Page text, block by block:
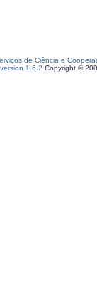
de Ciência e
1.6.2 Copyright ©